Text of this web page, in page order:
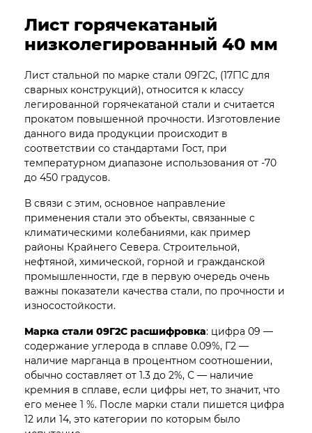
Лист горячекатаный
низколегированный 40 мм
Лист стальной по марке стали 09Г2С, (17Г1С для
сварных конструкций), относится к классу
легированной горячекатаной стали и считается
прокатом повышенной прочности. Изготовление
данного вида продукции происходит в
соответствии со стандартами Гост, при
температурном диапазоне использования от -70
до 450 градусов.
В связи с этим, основное направление
применения стали это объекты, связанные с
климатическими колебаниями, как пример
районы Крайнего Севера. Строительной,
нефтяной, химической, горной и гражданской
промышленности, где в первую очередь очень
важны показатели качества стали, по прочности и
износостойкости.
Марка стали 09Г2С расшифровка: цифра 09 —
содержание углерода в сплаве 0.09%, Г2 —
наличие марганца в процентном соотношении,
обычно составляет от 1.3 до 2%, С — наличие
кремния в сплаве, если цифры нет, то значит, что
его менее 1 %. После марки стали пишется цифра
12 или 14, это категории по которым было